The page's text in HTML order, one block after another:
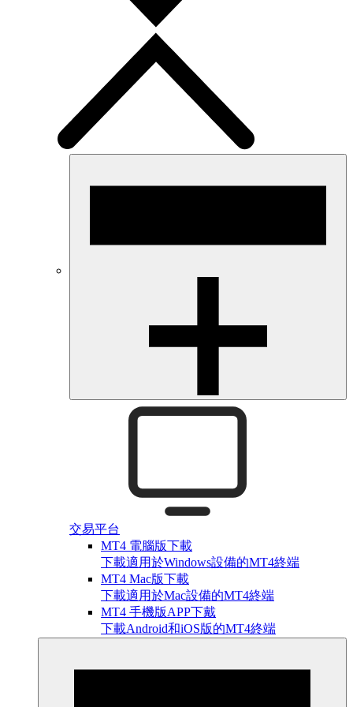
交易平台
MT4 電腦版下載
下載適用於Windows設備的MT4終端
MT4 Mac版下載
下載適用於Mac設備的MT4終端
MT4 手機版APP下戴
下載Android和iOS版的MT4終端